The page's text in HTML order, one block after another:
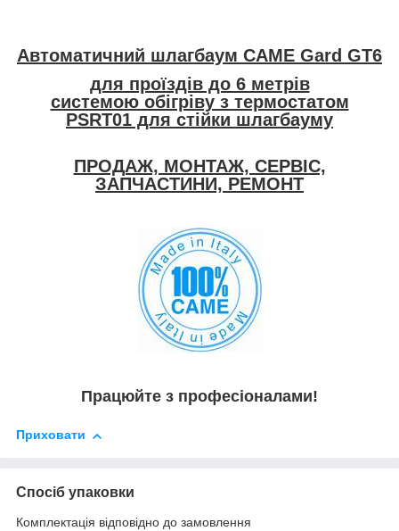
Автоматичний шлагбаум CAME Gard GT6
для проїздів до 6 метрів
cистемою обігріву з термостатом
PSRT01 для стійки шлагбауму
ПРОДАЖ, МОНТАЖ, СЕРВІС,
ЗАПЧАСТИНИ, РЕМОНТ
Працюйте з професіоналами!
Приховати
Спосіб упаковки
Комплектація відповідно до замовлення